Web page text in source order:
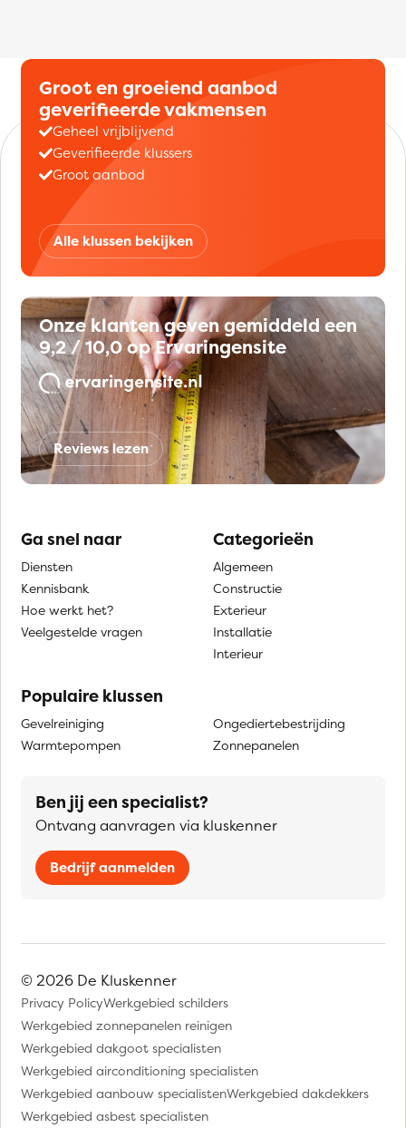
Groot en groeiend aanbod
geverifieerde vakmensen
Geheel vrijblijvend
Geverifieerde klussers
Groot aanbod
Alle klussen bekijken
Onze klanten geven gemiddeld een
9,2 / 10,0 op Ervaringensite
Reviews lezen
Ga snel naar
Diensten
Kennisbank
Hoe werkt het?
Veelgestelde vragen
Categorieën
Algemeen
Constructie
Exterieur
Installatie
Interieur
Populaire klussen
Gevelreiniging
Warmtepompen
Ongediertebestrijding
Zonnepanelen
Ben jij een specialist?
Ontvang aanvragen via kluskenner
Bedrijf aanmelden
© 2026 De Kluskenner
Privacy PolicyWerkgebied schilders
Werkgebied zonnepanelen reinigen
Werkgebied dakgoot specialisten
Werkgebied airconditioning specialisten
Werkgebied aanbouw specialistenWerkgebied dakdekkers
Werkgebied asbest specialisten